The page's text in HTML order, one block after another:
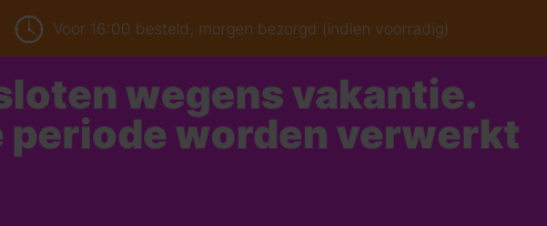
Voor 16:00 besteld, morgen bezorgd (indien voorradig)
wegens vakantie.
worden verwerkt